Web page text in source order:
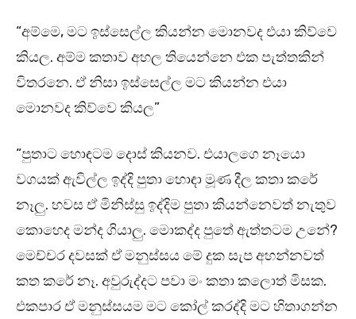
“අම්මෙ, මට ඉස්සෙල්ල කියන්න මොනවද එයා කිව්වෙ
කියල. අම්ම කතාව අහල තියෙන්නෙ එක පැත්තකින්
විතරනෙ. ඒ නිසා ඉස්සෙල්ල මට කියන්න එයා
මොනවද කිව්වෙ කියල”
“පුතාට හොඳටම දොස් කියනව. එයාලගෙ නෑයො
වගයක් ඇවිල්ල ඉද්දි පුතා හොඳා මූණ දීල කතා කරේ
නෑලු. හවස ඒ මිනිස්සු ඉද්දිම පුතා කියන්නෙවත් නැතුව
කොහෙද මන්ද ගියාලු. මොකද්ද පුතේ ඇත්තටම උනේ?
මෙච්චර දවසක් ඒ මනුස්සය මේ දුක සැප අහන්නවත්
කත කරේ නෑ. අවුරුද්දට පවා මං කතා කලොත් මිසක.
එකපාර ඒ මනුස්සයම මට කෝල් කරද්දි මට හිතාගන්න